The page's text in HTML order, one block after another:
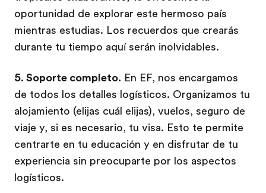
oportunidad de explorar este hermoso país
mientras estudias. Los recuerdos que crearás
durante tu tiempo aquí serán inolvidables.
5. Soporte completo. En EF, nos encargamos
de todos los detalles logísticos. Organizamos tu
alojamiento (elijas cuál elijas), vuelos, seguro de
viaje y, si es necesario, tu visa. Esto te permite
centrarte en tu educación y en disfrutar de tu
experiencia sin preocuparte por los aspectos
logísticos.